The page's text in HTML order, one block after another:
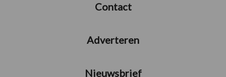
Contact
Adverteren
Nieuwsbrief